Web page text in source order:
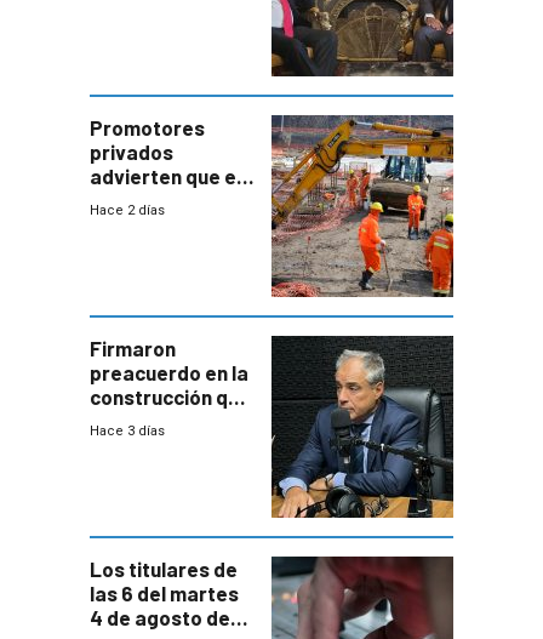
enorme
potencial
Promotores
privados
advierten que el
nuevo convenio
a revisar
proyectos
Hace 2 días
Firmaron
preacuerdo en la
construcción que
comprende
Hace 3 días
Los titulares de
las 6 del martes
4 de agosto de